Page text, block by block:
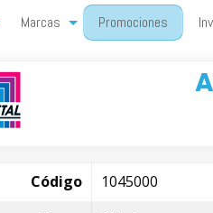
Marcas Promociones
Código
1045000